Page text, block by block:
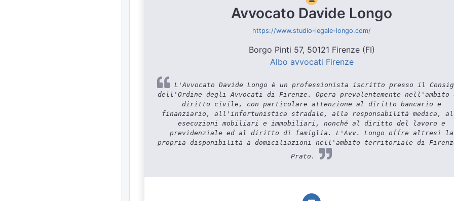
Avvocato Davide Longo
https://www.studio-legale-longo.com/
Borgo Pinti 57, 50121 Firenze (FI)
Albo avvocati Firenze
L'Avvocato Davide Longo è un professionista iscritto presso il
dell'Ordine degli Avvocati di Firenze. Opera prevalentemente nell'ambito
diritto civile, con particolare attenzione al diritto bancario e
finanziario, all'infortunistica stradale, alla responsabilità medica,
esecuzioni mobiliari e immobiliari, nonché al diritto del lavoro e
previdenziale ed al diritto di famiglia. L'Avv. Longo offre altresì la
propria disponibilità a domiciliazioni nell'ambito territoriale di
Prato.